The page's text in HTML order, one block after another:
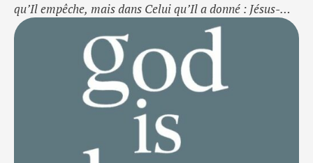
qu’Il empêche, mais dans Celui qu’Il a donné : Jésus-
Christ. »